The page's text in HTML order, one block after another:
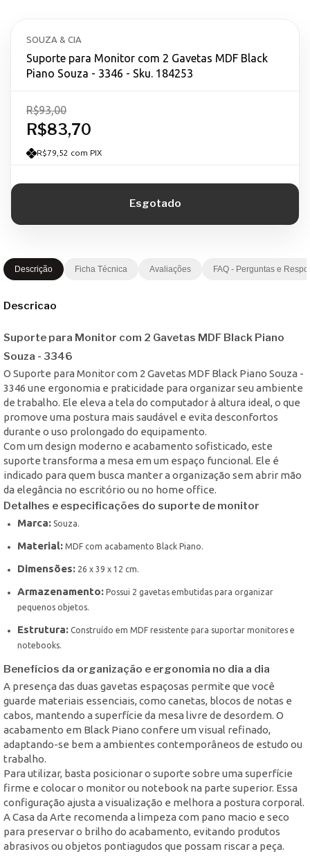
SOUZA & CIA
Suporte para Monitor com 2 Gavetas MDF Black
Piano Souza - 3346 - Sku. 184253
R$83,70
R$93,00
R$79,52 com PIX
Descrição Ficha Técnica Avaliações FAQ - Perguntas e
Descricao
Suporte para Monitor com 2 Gavetas MDF Black Piano
Souza - 3346
O Suporte para Monitor com 2 Gavetas MDF Black Piano Souza -
3346 une ergonomia e praticidade para organizar seu ambiente
de trabalho. Ele eleva a tela do computador à altura ideal, o que
promove uma postura mais saudável e evita desconfortos
durante o uso prolongado do equipamento.
Com um design moderno e acabamento sofisticado, este
suporte transforma a mesa em um espaço funcional. Ele é
indicado para quem busca manter a organização sem abrir mão
da elegância no escritório ou no home office.
Detalhes e especificações do suporte de monitor
Marca: Souza.
Material: MDF com acabamento Black Piano.
Dimensões: 26 x 39 x 12 cm.
Armazenamento: Possui 2 gavetas embutidas para organizar
pequenos objetos.
Estrutura: Construído em MDF resistente para suportar monitores e
notebooks.
Benefícios da organização e ergonomia no dia a dia
A presença das duas gavetas espaçosas permite que você
guarde materiais essenciais, como canetas, blocos de notas e
cabos, mantendo a superfície da mesa livre de desordem. O
acabamento em Black Piano confere um visual refinado,
adaptando-se bem a ambientes contemporâneos de estudo ou
trabalho.
Para utilizar, basta posicionar o suporte sobre uma superfície
firme e colocar o monitor ou notebook na parte superior. Essa
configuração ajusta a visualização e melhora a postura corporal.
A Casa da Arte recomenda a limpeza com pano macio e seco
para preservar o brilho do acabamento, evitando produtos
abrasivos ou objetos pontiagudos que possam riscar a peça.